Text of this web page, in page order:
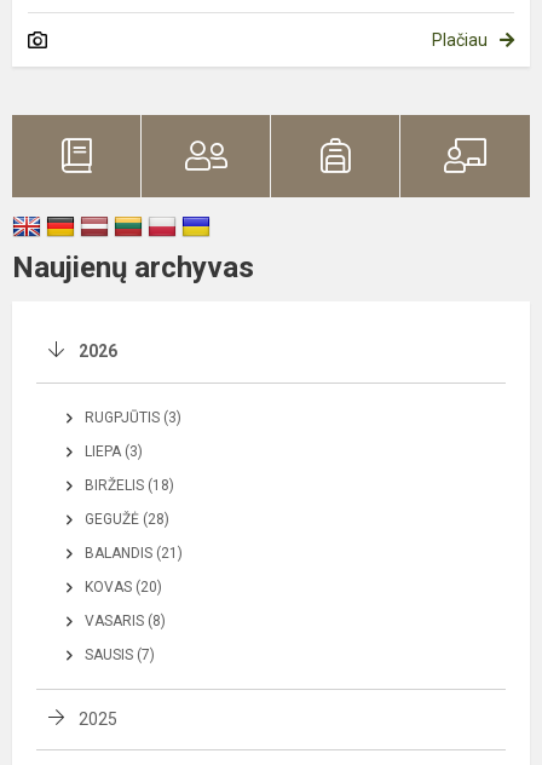
Plačiau
Naujienų archyvas
2026
RUGPJŪTIS (3)
LIEPA (3)
BIRŽELIS (18)
GEGUŽĖ (28)
BALANDIS (21)
KOVAS (20)
VASARIS (8)
SAUSIS (7)
2025